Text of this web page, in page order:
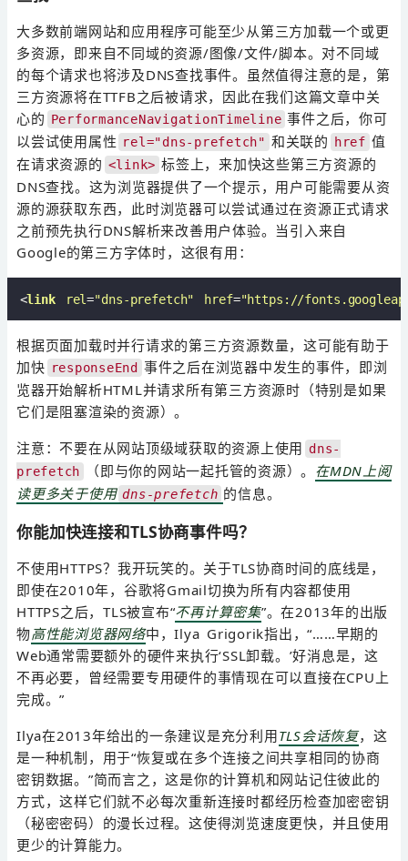
大多数前端网站和应用程序可能至少从第三方加载一个或更
多资源，即来自不同域的资源/图像/文件/脚本。对不同域
的每个请求也将涉及DNS查找事件。虽然值得注意的是，第
三方资源将在TTFB之后被请求，因此在我们这篇文章中关
心的 PerformanceNavigationTimeline 事件之后，你可
以尝试使用属性 rel="dns-prefetch" 和关联的 href 值
在请求资源的 <link> 标签上，来加快这些第三方资源的
DNS查找。这为浏览器提供了一个提示，用户可能需要从资
源的源获取东西，此时浏览器可以尝试通过在资源正式请求
之前预先执行DNS解析来改善用户体验。当引入来自
Google的第三方字体时，这很有用：
<link rel="dns-prefetch" href="https://
根据页面加载时并行请求的第三方资源数量，这可能有助于
加快 responseEnd 事件之后在浏览器中发生的事件，即浏
览器开始解析HTML并请求所有第三方资源时（特别是如果
它们是阻塞渲染的资源）。
注意：不要在从网站顶级域获取的资源上使用 dns-
prefetch
（即与你的网站一起托管的资源）。 在MDN上阅
读更多关于使用 dns-prefetch 的信息。
你能加快连接和TLS协商事件吗？
不使用HTTPS？我开玩笑的。关于TLS协商时间的底线是，
即使在2010年，谷歌将Gmail切换为所有内容都使用
HTTPS之后，TLS被宣布“不再计算密集”。在2013年的出版
物高性能浏览器网络中，Ilya Grigorik指出，“……早期的
Web通常需要额外的硬件来执行‘SSL卸载。’好消息是，这
不再必要，曾经需要专用硬件的事情现在可以直接在CPU上
完成。”
Ilya在2013年给出的一条建议是充分利用TLS会话恢复，这
是一种机制，用于“恢复或在多个连接之间共享相同的协商
密钥数据。”简而言之，这是你的计算机和网站记住彼此的
方式，这样它们就不必每次重新连接时都经历检查加密密钥
（秘密密码）的漫长过程。这使得浏览速度更快，并且使用
更少的计算能力。